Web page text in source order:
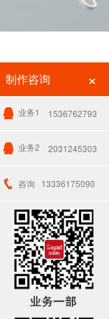
部 +
制作咨询 ×
业务1 1536762793
业务2 2031245303
咨询 13336175090